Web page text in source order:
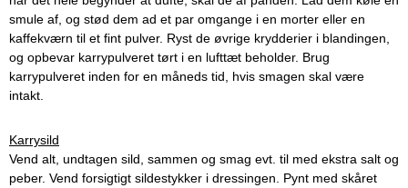
smule af, og stød dem ad et par omgange i en morter eller en
kaffekværn til et fint pulver. Ryst de øvrige krydderier i blandingen,
og opbevar karrypulveret tørt i en lufttæt beholder. Brug
karrypulveret inden for en måneds tid, hvis smagen skal være
intakt.
Karrysild
Vend alt, undtagen sild, sammen og smag evt. til med ekstra salt og
peber. Vend forsigtigt sildestykker i dressingen. Pynt med skåret